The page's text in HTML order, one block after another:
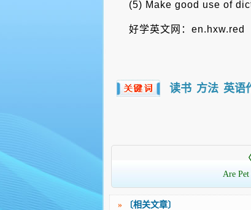
(5) Make good use of
好学英文网：en.hxw.red
读书 方法 英语
〈
Are
» 〔相关文章〕